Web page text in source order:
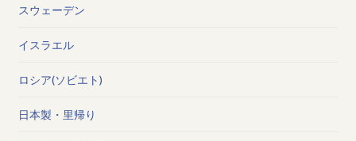
スウェーデン
イスラエル
ロシア(ソビエト)
日本製・里帰り